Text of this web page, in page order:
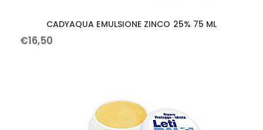
CADYAQUA EMULSIONE ZINCO 25% 75 ML
€16,50